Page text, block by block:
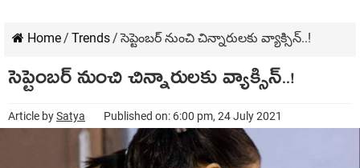
Home/ Trends/ సెప్టెంబర్ నుంచి చిన్నారులకు వ్యాక్సిన్..!
సెప్టెంబర్ నుంచి చిన్నారులకు వ్యాక్సిన్..!
Article bySatya Published on: 6:00 pm, 24 July 2021